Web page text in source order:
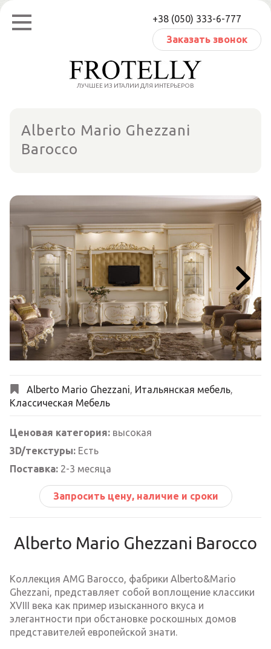
Перейти
содержанию
+38 (050) 333-6-777
Заказать звонок
ЛУЧШЕЕ ИЗ ИТАЛИИ ДЛЯ ИНТЕРЬЕРОВ
Alberto Mario Ghezzani
Barocco
Next
Alberto Mario Ghezzani, Итальянская мебель,
Классическая Мебель
Ценовая категория: высокая
3D/текстуры: Есть
Поставка: 2-3 месяца
Запросить цену, наличие и сроки
Alberto Mario Ghezzani Barocco
Коллекция AMG Barocco, фабрики Alberto&Mario
Ghezzani, представляет собой воплощение классики
XVIII века как пример изысканного вкуса и
элегантности при обстановке роскошных домов
представителей европейской знати.